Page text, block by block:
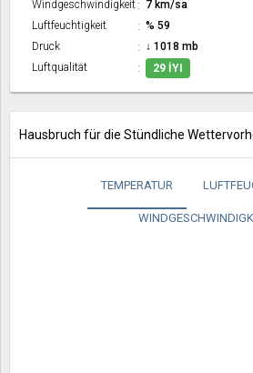
Windgeschwindigkeit
7 km/sa
Luftfeuchtigkeit
% 59
Druck
↓ 1018 mb
Luftqualität
29 İYI
Hausbruch für die Stündliche
TEMPERATUR